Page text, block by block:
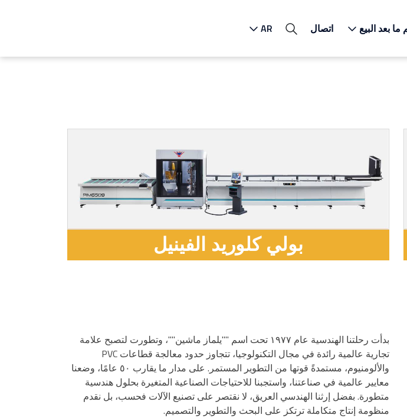
بعد البيع اتصال AR
بولي كلوريد الفينيل
بدأت رحلتنا الهندسية عام ١٩٧٧ تحت اسم ""يلماز ماشين""، وتطورت لتصبح علامة
تجارية عالمية رائدة في مجال التكنولوجيا، تتجاوز حدود معالجة قطاعات PVC
والألومنيوم، مستمدةً قوتها من التطوير المستمر. على مدار ما يقارب ٥٠ عامًا، وضعنا
معايير عالمية في صناعتنا، واستجبنا للاحتياجات الصناعية المتغيرة بحلول هندسية
متطورة. بفضل إرثنا الهندسي العريق، لا نقتصر على تصنيع الآلات فحسب، بل نقدم
منظومة إنتاج متكاملة ترتكز على البحث والتطوير والتصميم.